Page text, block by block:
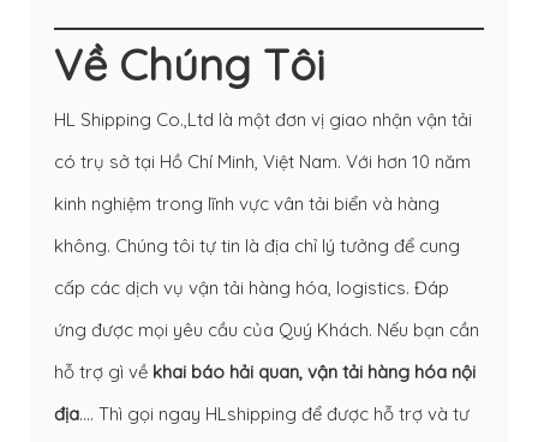
Về Chúng Tôi
HL Shipping Co.,Ltd là một đơn vị giao nhận vận tải
có trụ sở tại Hồ Chí Minh, Việt Nam. Với hơn 10 năm
kinh nghiệm trong lĩnh vực vân tải biển và hàng
không. Chúng tôi tự tin là địa chỉ lý tưởng để cung
cấp các dịch vụ vận tải hàng hóa, logistics. Đáp
ứng được mọi yêu cầu của Quý Khách. Nếu bạn cần
hỗ trợ gì về khai báo hải quan, vận tải hàng hóa nội
địa…. Thì gọi ngay HLshipping để được hỗ trợ và tư